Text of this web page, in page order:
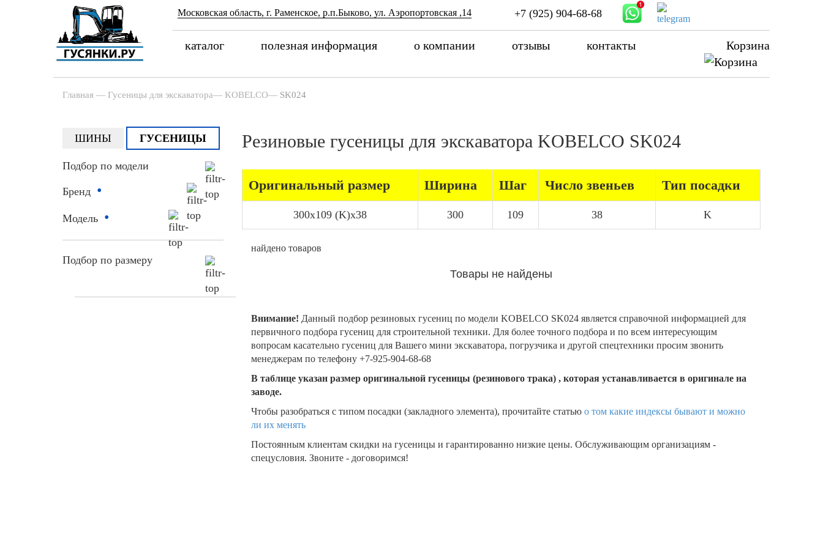
Московская область, г. Раменское, р.п.Быково, ул. Аэропортовская ,14 +7 (925) 904-68-68
каталог полезная информация о компании отзывы контакты Корзина
Главная — Гусеницы для экскаватора— KOBELCO— SK024
ШИНЫ ГУСЕНИЦЫ
Подбор по модели
Бренд •
Модель •
Подбор по размеру
Резиновые гусеницы для экскаватора KOBELCO SK024
Оригинальный размер Ширина Шаг Число звеньев Тип посадки
300x109 (K)x38 300 109 38 K
найдено товаров
Товары не найдены
Внимание! Данный подбор резиновых гусениц по модели KOBELCO SK024 является справочной информацией для
первичного подбора гусениц для строительной техники. Для более точного подбора и по всем интересующим
вопросам касательно гусениц для Вашего мини экскаватора, погрузчика и другой спецтехники просим звонить
менеджерам по телефону +7-925-904-68-68
В таблице указан размер оригинальной гусеницы (резинового трака) , которая устанавливается в оригинале на
заводе.
Чтобы разобраться с типом посадки (закладного элемента), прочитайте статью о том какие индексы бывают и можно
ли их менять
Постоянным клиентам скидки на гусеницы и гарантированно низкие цены. Обслуживающим организациям -
спецусловия. Звоните - договоримся!